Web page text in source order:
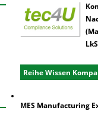
Reihe Wissen
MES Manufacturing